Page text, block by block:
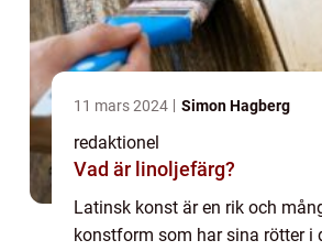
11 mars 2024 Simon Hagberg
redaktionel
Vad är linoljefärg?
Latinsk konst är en rik och
konstform som har sina rötter i